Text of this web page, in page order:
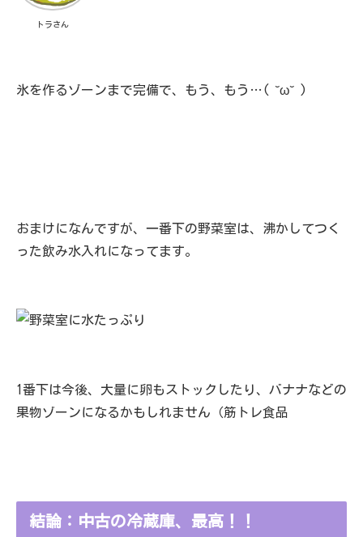
トラさん
氷を作るゾーンまで完備で、もう、もう…( ˘ω˘ )
おまけになんですが、一番下の野菜室は、沸かしてつく
った飲み水入れになってます。
1番下は今後、大量に卵もストックしたり、バナナなどの
果物ゾーンになるかもしれません（筋トレ食品
結論：中古の冷蔵庫、最高！！